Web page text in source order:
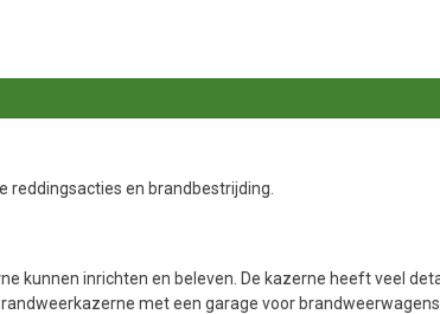
reddingsacties en brandbestrijding.
kunnen inrichten en beleven. De kazerne heeft veel
met een garage voor